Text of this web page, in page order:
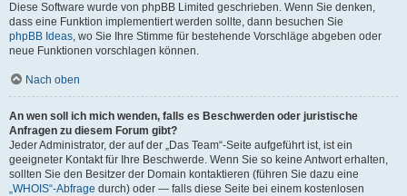
Diese Software wurde von phpBB Limited geschrieben. Wenn Sie denken,
dass eine Funktion implementiert werden sollte, dann besuchen Sie
phpBB Ideas, wo Sie Ihre Stimme für bestehende Vorschläge abgeben oder
neue Funktionen vorschlagen können.
Nach oben
An wen soll ich mich wenden, falls es Beschwerden oder juristische
Anfragen zu diesem Forum gibt?
Jeder Administrator, der auf der „Das Team“-Seite aufgeführt ist, ist ein
geeigneter Kontakt für Ihre Beschwerde. Wenn Sie so keine Antwort erhalten,
sollten Sie den Besitzer der Domain kontaktieren (führen Sie dazu eine
„WHOIS“-Abfrage durch) oder — falls diese Seite bei einem kostenlosen